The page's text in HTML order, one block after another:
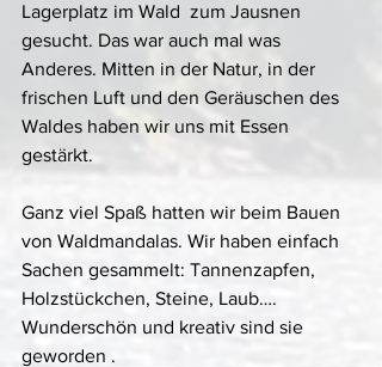
Lagerplatz im Wald  zum Jausnen
gesucht. Das war auch mal was
Anderes. Mitten in der Natur, in der
frischen Luft und den Geräuschen des
Waldes haben wir uns mit Essen
gestärkt.
Ganz viel Spaß hatten wir beim Bauen
von Waldmandalas. Wir haben einfach
Sachen gesammelt: Tannenzapfen,
Holzstückchen, Steine, Laub….
Wunderschön und kreativ sind sie
geworden .